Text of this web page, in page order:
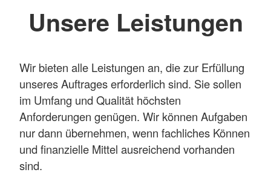
Unsere Leistungen
Wir bieten alle Leistungen an, die zur Erfüllung
unseres Auftrages erforderlich sind. Sie sollen
im Umfang und Qualität höchsten
Anforderungen genügen. Wir können Aufgaben
nur dann übernehmen, wenn fachliches Können
und finanzielle Mittel ausreichend vorhanden
sind.